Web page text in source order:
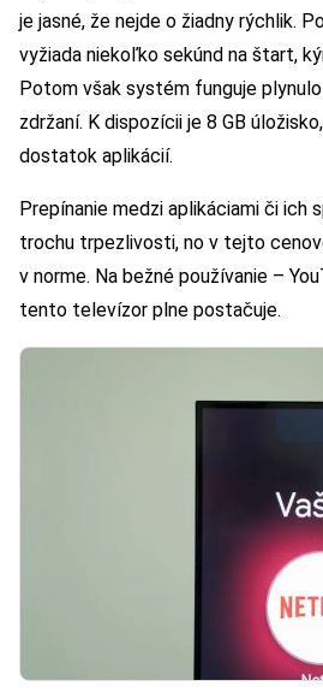
je jasné, že nejde o žiadny rýchlik.
vyžiada niekoľko sekúnd na štart,
Potom však systém funguje
zdržaní. K dispozícii je 8 GB
dostatok aplikácií.
Prepínanie medzi aplikáciami či ich
trochu trpezlivosti, no v tejto
v norme. Na bežné používanie –
tento televízor plne postačuje.